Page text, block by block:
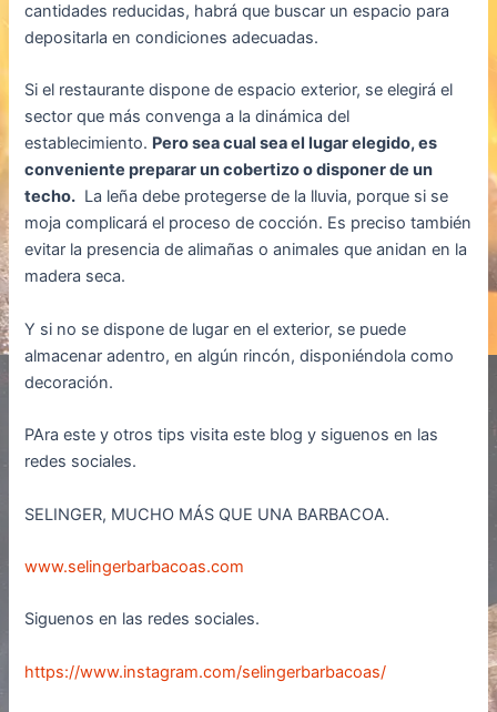
cantidades reducidas, habrá que buscar un espacio para
depositarla en condiciones adecuadas.
Si el restaurante dispone de espacio exterior, se elegirá el
sector que más convenga a la dinámica del
establecimiento. Pero sea cual sea el lugar elegido, es
conveniente preparar un cobertizo o disponer de un
techo. La leña debe protegerse de la lluvia, porque si se
moja complicará el proceso de cocción. Es preciso también
evitar la presencia de alimañas o animales que anidan en la
madera seca.
Y si no se dispone de lugar en el exterior, se puede
almacenar adentro, en algún rincón, disponiéndola como
decoración.
PAra este y otros tips visita este blog y siguenos en las
redes sociales.
SELINGER, MUCHO MÁS QUE UNA BARBACOA.
www.selingerbarbacoas.com
Siguenos en las redes sociales.
https://www.instagram.com/selingerbarbacoas/